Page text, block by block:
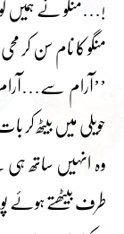
!…منگو نے ہمیں
منگو کا نام سن کر محی
’’آرام سے…آرام
حویلی میں بیٹھ کر
وہ انہیں ساتھ
طرف بیٹھتے ہوئے